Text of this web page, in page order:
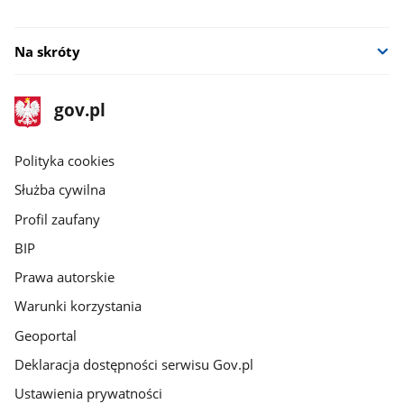
Na skróty
stopka
gov.pl
Strona
gov.pl
gov.pl
Polityka cookies
Służba cywilna
Profil zaufany
BIP
Prawa autorskie
Warunki korzystania
Geoportal
Deklaracja dostępności serwisu Gov.pl
Ustawienia prywatności